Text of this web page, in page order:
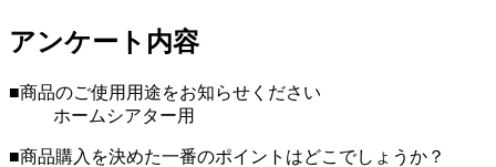
アンケート内容
■商品のご使用用途をお知らせください
ホームシアター用
■商品購入を決めた一番のポイントはどこでしょうか？